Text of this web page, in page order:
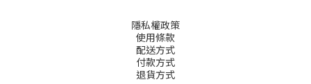
隱私權政策
使用條款
配送方式
付款方式
退貨方式